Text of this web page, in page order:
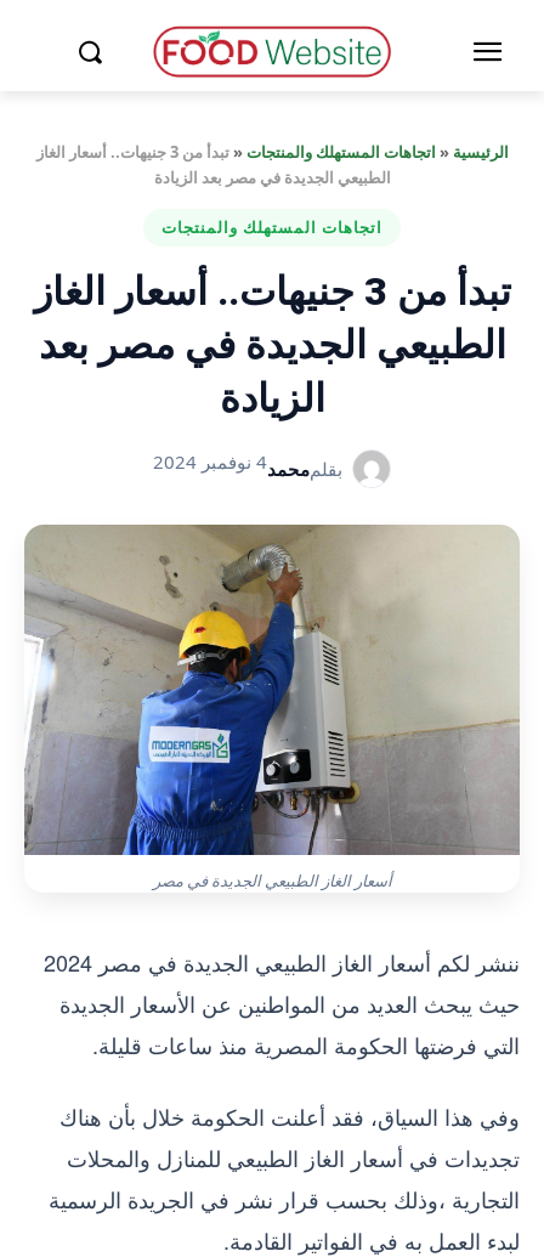
الرئيسية « اتجاهات المستهلك والمنتجات«
تبدأ من 3 جنيهات.. أسعار الغاز
الطبيعي الجديدة في مصر بعد الزيادة
اتجاهات المستهلك والمنتجات
تبدأ من 3 جنيهات.. أسعار الغاز
الطبيعي الجديدة في مصر بعد
الزيادة
بقلممحمد4 نوفمبر 2024
أسعار الغاز الطبيعي الجديدة في مصر
ننشر لكم أسعار الغاز الطبيعي الجديدة في مصر 2024
حيث يبحث العديد من المواطنين عن الأسعار الجديدة
التي فرضتها الحكومة المصرية منذ ساعات قليلة.
وفي هذا السياق، فقد أعلنت الحكومة خلال بأن هناك
تجديدات في أسعار الغاز الطبيعي للمنازل والمحلات
التجارية ،وذلك بحسب قرار نشر في الجريدة الرسمية
لبدء العمل به في الفواتير القادمة.